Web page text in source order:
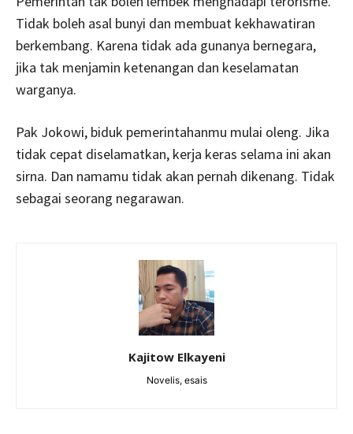
Tidak boleh asal bunyi dan membuat kekhawatiran
berkembang. Karena tidak ada gunanya bernegara,
jika tak menjamin ketenangan dan keselamatan
warganya.
Pak Jokowi, biduk pemerintahanmu mulai oleng. Jika
tidak cepat diselamatkan, kerja keras selama ini akan
sirna. Dan namamu tidak akan pernah dikenang. Tidak
sebagai seorang negarawan.
Kajitow Elkayeni
Novelis, esais